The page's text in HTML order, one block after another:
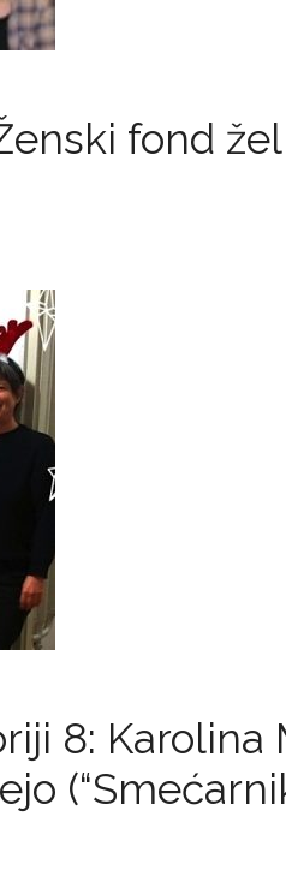
fond
8: Karolina